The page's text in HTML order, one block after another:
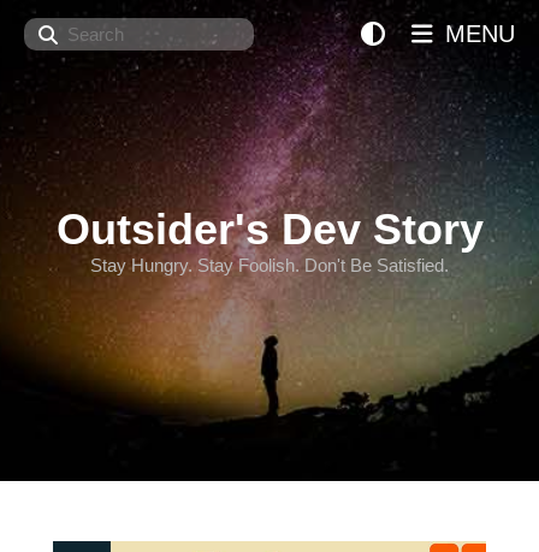
Search
Outsider's Dev Story
Stay Hungry. Stay Foolish. Don't Be Satisfied.
MENU